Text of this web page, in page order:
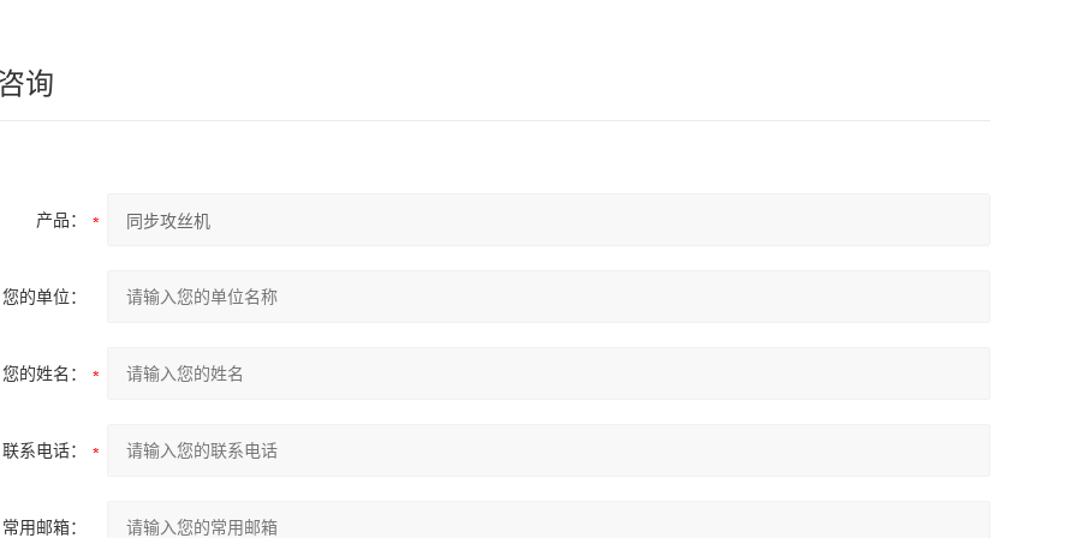
询
产品：
您的单位：
您的姓名：
联系电话：
常用邮箱：